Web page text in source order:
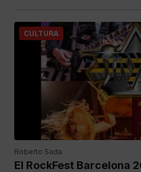
CULTURA
Roberto Sada
El RockFest Barcelona